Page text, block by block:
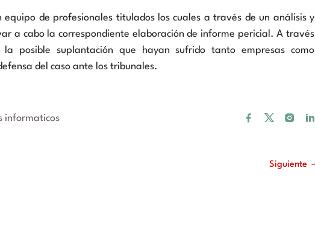
equipo de profesionales titulados los cuales a través de un análisis y
a cabo la correspondiente elaboración de informe pericial. A través
posible suplantación que hayan sufrido tanto empresas como
del caso ante los tribunales.
informaticos
Siguiente